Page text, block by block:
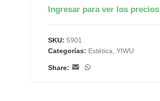
Ingresar para ver los precios
SKU: 5901
Categorías: Estética YIWU
Share: